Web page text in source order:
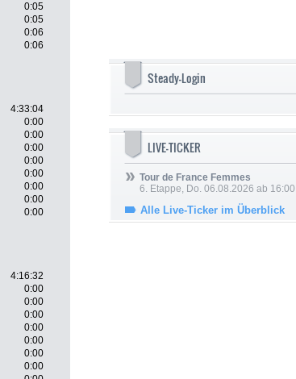
0:05
0:05
0:06
0:06
4:33:04
0:00
0:00
0:00
0:00
0:00
0:00
0:00
0:00
4:16:32
0:00
0:00
0:00
0:00
0:00
0:00
0:00
Steady-Login
LIVE-TICKER
Tour de France Femmes
6. Etappe, Do. 06.08.2026 ab 16:00
Alle Live-Ticker im Überblick